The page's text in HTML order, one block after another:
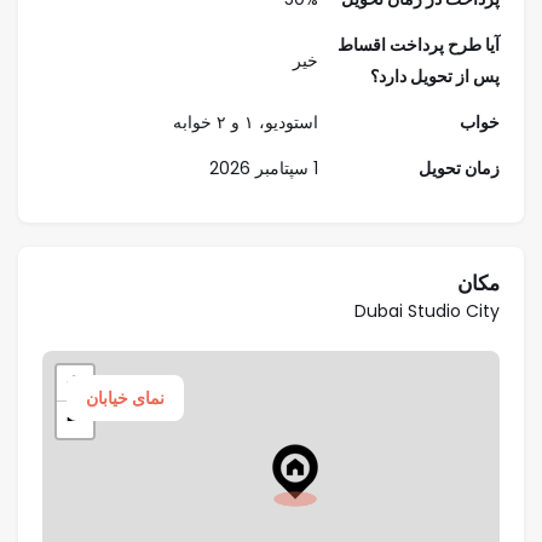
از آرامش یک ساحل مصنوعی.
آیا طرح پرداخت اقساط
پس از تحویل دارد؟
خیر
خواب
استودیو، ۱ و ۲ خوابه
زمان تحویل
1 سپتامبر 2026
مکان
Dubai Studio City
+
−
نمای خیابان